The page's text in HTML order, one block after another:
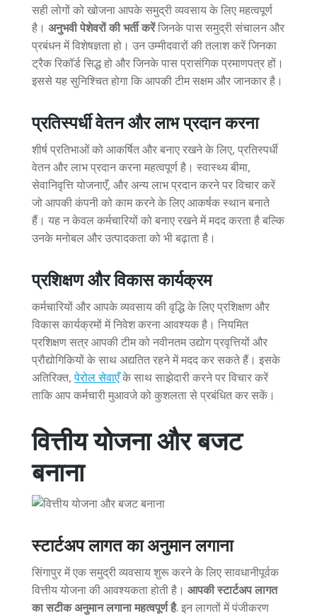
सही लोगों को खोजना आपके समुद्री व्यवसाय के लिए महत्वपूर्ण
है। अनुभवी पेशेवरों की भर्ती करेंजिनके पास समुद्री संचालन और
प्रबंधन में विशेषज्ञता हो। उन उम्मीदवारों की तलाश करें जिनका
ट्रैक रिकॉर्ड सिद्ध हो और जिनके पास प्रासंगिक प्रमाणपत्र हों।
इससे यह सुनिश्चित होगा कि आपकी टीम सक्षम और जानकार है।
प्रतिस्पर्धी वेतन और लाभ प्रदान करना
शीर्ष प्रतिभाओं को आकर्षित और बनाए रखने के लिए, प्रतिस्पर्धी
वेतन और लाभ प्रदान करना महत्वपूर्ण है। स्वास्थ्य बीमा,
सेवानिवृत्ति योजनाएँ, और अन्य लाभ प्रदान करने पर विचार करें
जो आपकी कंपनी को काम करने के लिए आकर्षक स्थान बनाते
हैं। यह न केवल कर्मचारियों को बनाए रखने में मदद करता है बल्कि
उनके मनोबल और उत्पादकता को भी बढ़ाता है।
प्रशिक्षण और विकास कार्यक्रम
कर्मचारियों और आपके व्यवसाय की वृद्धि के लिए प्रशिक्षण और
विकास कार्यक्रमों में निवेश करना आवश्यक है। नियमित
प्रशिक्षण सत्र आपकी टीम को नवीनतम उद्योग प्रवृत्तियों और
प्रौद्योगिकियों के साथ अद्यतित रहने में मदद कर सकते हैं। इसके
अतिरिक्त,पेरोल सेवाएँके साथ साझेदारी करने पर विचार करें
ताकि आप कर्मचारी मुआवजे को कुशलता से प्रबंधित कर सकें।
वित्तीय योजना और बजट
बनाना
स्टार्टअप लागत का अनुमान लगाना
सिंगापुर में एक समुद्री व्यवसाय शुरू करने के लिए सावधानीपूर्वक
वित्तीय योजना की आवश्यकता होती है। आपकी स्टार्टअप लागत
का सटीक अनुमान लगाना महत्वपूर्ण है. इन लागतों में पंजीकरण